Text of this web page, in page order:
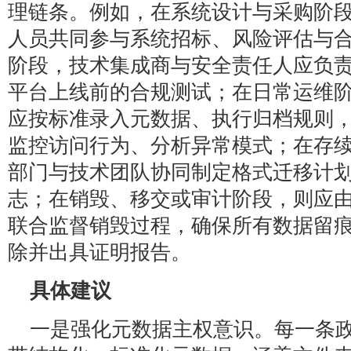
理链条。例如，在系统设计与采购阶
人员共同参与系统招标、风险评估与
阶段，技术集成商与安全责任人应负
平台上线前的合规测试；在日常运维
应按标准录入元数据、执行归档规则
监控访问行为、分析异常模式；在存
部门与技术团队协同制定格式迁移计
志；在销毁、移交或审计阶段，则应
联合监督销毁过程，确保所有数据留
除并出具证明报告。
具体建议
一是强化元数据主权意识。每一条